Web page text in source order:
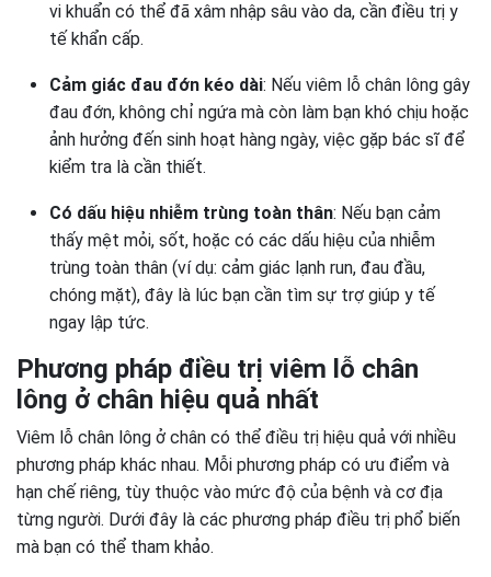
vi khuẩn có thể đã xâm nhập sâu vào da, cần điều trị y
tế khẩn cấp.
Cảm giác đau đớn kéo dài: Nếu viêm lỗ chân lông gây
đau đớn, không chỉ ngứa mà còn làm bạn khó chịu hoặc
ảnh hưởng đến sinh hoạt hàng ngày, việc gặp bác sĩ để
kiểm tra là cần thiết.
Có dấu hiệu nhiễm trùng toàn thân: Nếu bạn cảm
thấy mệt mỏi, sốt, hoặc có các dấu hiệu của nhiễm
trùng toàn thân (ví dụ: cảm giác lạnh run, đau đầu,
chóng mặt), đây là lúc bạn cần tìm sự trợ giúp y tế
ngay lập tức.
Phương pháp điều trị viêm lỗ chân
lông ở chân hiệu quả nhất
Viêm lỗ chân lông ở chân có thể điều trị hiệu quả với nhiều
phương pháp khác nhau. Mỗi phương pháp có ưu điểm và
hạn chế riêng, tùy thuộc vào mức độ của bệnh và cơ địa
từng người. Dưới đây là các phương pháp điều trị phổ biến
mà bạn có thể tham khảo.